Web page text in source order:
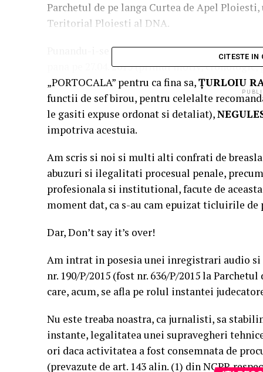
Parchetul de pe langa Curtea de Apel
Teritorial Ploiesti al DNA.
Punandu-i-se rau pata peTOADER
pana pe 27.04. 2015 (primul motiv,
„PORTOCALA” pentru ca fina sa,ŢURLOIU
functii de sef birou, pentru celelalte
le gasiti expuse ordonat si detaliat),
impotriva acestuia.
Am scris si noi si multi alti confrati de
abuzuri si ilegalitati procesual penale,
profesionala si institutional, facute de
moment dat, ca s-au cam epuizat ticluirile de
Dar, Don’t say it’s over!
Am intrat in posesia unei inregistrari audio
nr. 190/P/2015 (fost nr. 636/P/2015 la
care, acum, se afla pe rolul instantei
Nu este treaba noastra, ca jurnalisti, sa
instante, legalitatea unei supravegheri
ori daca activitatea a fost consemnata de
(prevazute de art. 143 alin. (1) din NCPP,
CITESTE IN